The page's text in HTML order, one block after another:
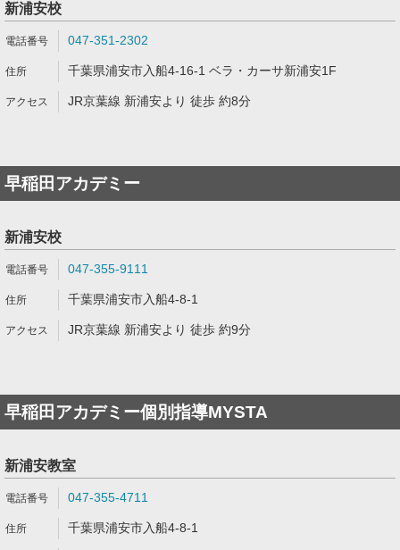
新浦安校
047-351-2302
千葉県浦安市入船4-16-1 ベラ・カーサ新浦安1F
JR京葉線 新浦安より 徒歩 約8分
早稲田アカデミー
新浦安校
047-355-9111
千葉県浦安市入船4-8-1
JR京葉線 新浦安より 徒歩 約9分
早稲田アカデミー個別指導MYSTA
新浦安教室
047-355-4711
千葉県浦安市入船4-8-1